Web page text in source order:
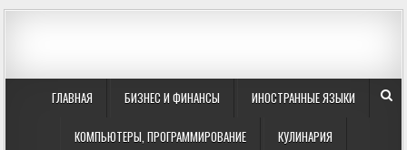
ГЛАВНАЯ БИЗНЕС И ФИНАНСЫ ИНОСТРАННЫЕ ЯЗЫКИ
КОМПЬЮТЕРЫ, ПРОГРАММИРОВАНИЕ КУЛИНАРИЯ